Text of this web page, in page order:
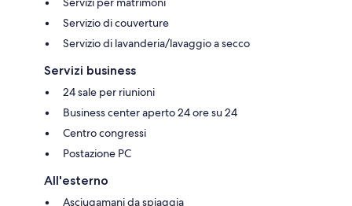
Servizio di couverture
Servizio di lavanderia/lavaggio a secco
Servizi business
24 sale per riunioni
Business center aperto 24 ore su 24
Centro congressi
Postazione PC
All'esterno
Asciugamani da spiaggia